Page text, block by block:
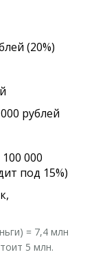
(20%)
рублей
000
под 15%)
= 7,4 млн
5 млн.